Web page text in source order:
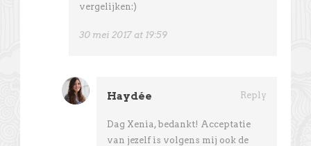
vergelijken:)
30 mei 2017 at 19:59
Haydée Reply
Dag Xenia, bedankt! Acceptatie
van jezelf is volgens mij ook de